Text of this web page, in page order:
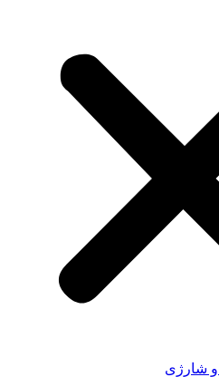
و شارژی